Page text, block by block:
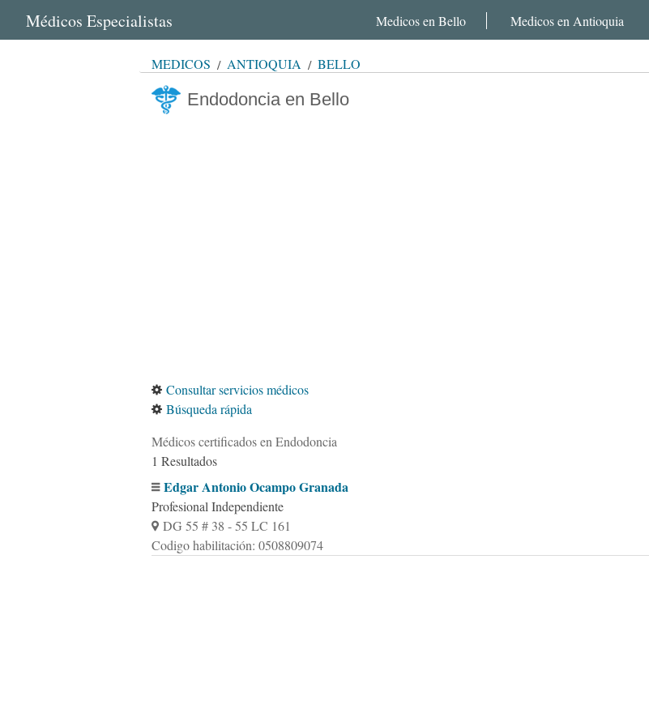
Médicos Especialistas Medicos en Bello Medicos en Antioquia
MÉDICOS ANTIOQUIA BELLO
Endodoncia en Bello
Consultar servicios médicos
Búsqueda rápida
Médicos certificados en Endodoncia
1 Resultados
Edgar Antonio Ocampo Granada
Profesional Independiente
DG 55 # 38 - 55 LC 161
Codigo habilitación: 0508809074